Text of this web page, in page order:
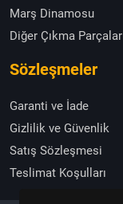
Marş Dinamosu
Diğer Çıkma Parçalar
Sözleşmeler
Garanti ve İade
Gizlilik ve Güvenlik
Satış Sözleşmesi
Teslimat Koşulları